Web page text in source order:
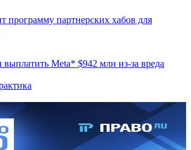
программу партнерских хабов для
Meta* $942 млн из-за вреда